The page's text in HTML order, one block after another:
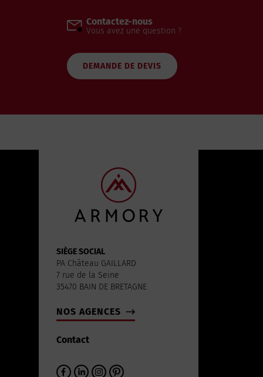
Contactez-nous
Vous avez une question ?
DEMANDE DE DEVIS
SIÈGE SOCIAL
PA Château GAILLARD
7 rue de la Seine
35470 BAIN DE BRETAGNE
NOS AGENCES
Contact